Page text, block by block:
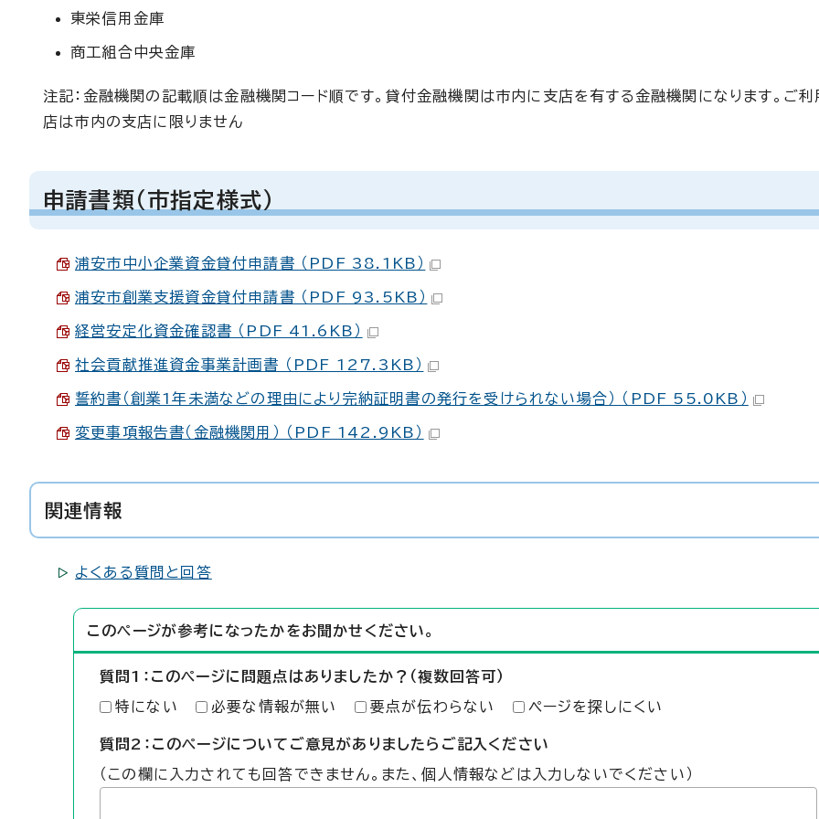
東栄信用金庫
商工組合中央金庫
注記：金融機関の記載順は金融機関コード順です。貸付金融機関は市内に支店を有する金融機関になります。ご
店は市内の支店に限りません
申請書類（市指定様式）
浦安市中小企業資金貸付申請書 （PDF 38.1KB）
浦安市創業支援資金貸付申請書 （PDF 93.5KB）
経営安定化資金確認書 （PDF 41.6KB）
社会貢献推進資金事業計画書 （PDF 127.3KB）
誓約書（創業1年未満などの理由により完納証明書の発行を受けられない場合） （PDF 55.0KB）
変更事項報告書（金融機関用） （PDF 142.9KB）
関連情報
よくある質問と回答
このページが参考になったかをお聞かせください。
質問1：このページに問題点はありましたか？（複数回答可）
特にない 必要な情報が無い 要点が伝わらない ページを探しにくい
質問2：このページについてご意見がありましたらご記入ください
（この欄に入力されても回答できません。また、個人情報などは入力しないでください）